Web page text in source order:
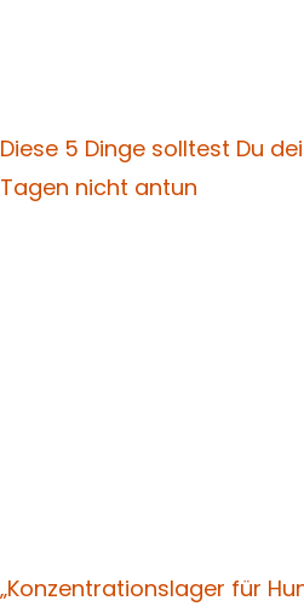
Diese 5 Dinge solltest Du
Tagen nicht antun
„Konzentrationslager für